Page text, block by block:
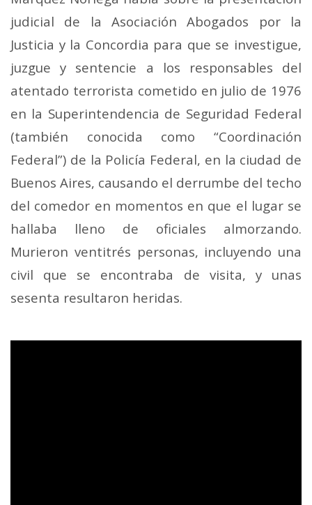
judicial de la Asociación Abogados por la
Justicia y la Concordia para que se investigue,
juzgue y sentencie a los responsables del
atentado terrorista cometido en julio de 1976
en la Superintendencia de Seguridad Federal
(también conocida como “Coordinación
Federal”) de la Policía Federal, en la ciudad de
Buenos Aires, causando el derrumbe del techo
del comedor en momentos en que el lugar se
hallaba lleno de oficiales almorzando.
Murieron ventitrés personas, incluyendo una
civil que se encontraba de visita, y unas
sesenta resultaron heridas.